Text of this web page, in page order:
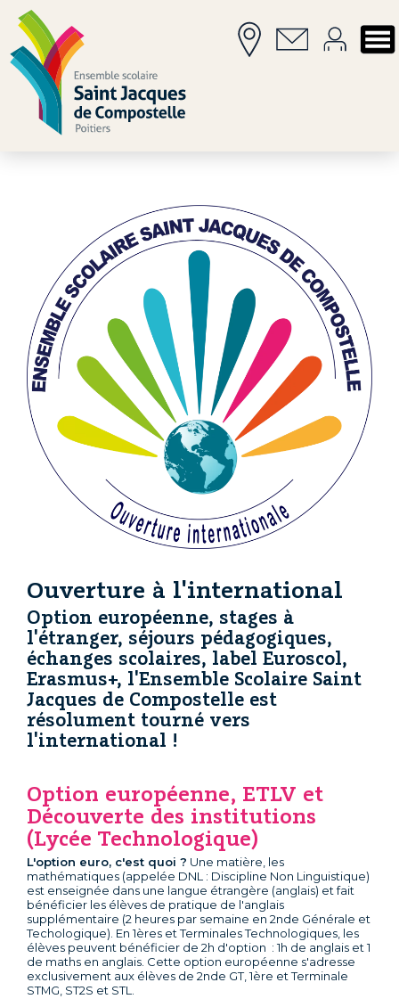
Ouverture à l'international
Option européenne, stages à
l'étranger, séjours pédagogiques,
échanges scolaires, label Euroscol,
Erasmus+, l'Ensemble Scolaire Saint
Jacques de Compostelle est
résolument tourné vers
l'international !
Option européenne, ETLV et
Découverte des institutions
(Lycée Technologique)
L'option euro, c'est quoi ? Une matière, les
mathématiques (appelée DNL : Discipline Non Linguistique)
est enseignée dans une langue étrangère (anglais) et fait
bénéficier les élèves de pratique de l'anglais
supplémentaire (2 heures par semaine en 2nde Générale et
Techologique). En 1ères et Terminales Technologiques, les
élèves peuvent bénéficier de 2h d'option : 1h de anglais et 1
de maths en anglais. Cette option européenne s'adresse
exclusivement aux élèves de 2nde GT, 1ère et Terminale
STMG, ST2S et STL.